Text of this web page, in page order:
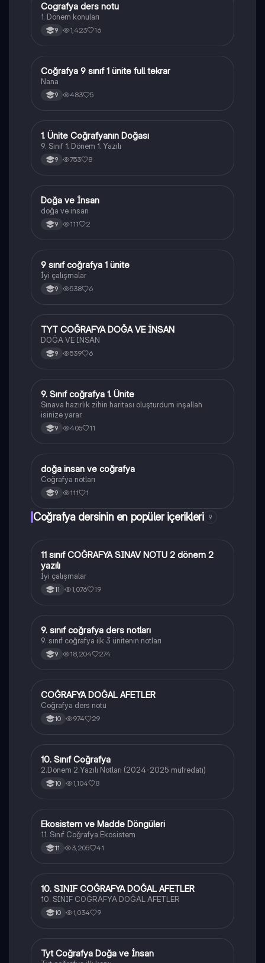
Coğrafya
Cografya ders notu
1. Dönem konuları
9 1,423 16
Coğrafya
Coğrafya 9 sınıf 1 ünite full tekrar
Nana
9 483 5
Coğrafya
1. Ünite Coğrafyanın Doğası
9. Sınıf 1. Dönem 1. Yazılı
9 753 8
Coğrafya
Doğa ve İnsan
doğa ve insan
9 111 2
Coğrafya
9 sınıf coğrafya 1 ünite
İyi çalışmalar
9 538 6
Coğrafya
TYT COĞRAFYA DOĞA VE İNSAN
DOĞA VE İNSAN
9 539 6
Coğrafya
9. Sınıf coğrafya 1. Ünite
Sınava hazırlık zihin haritası oluşturdum inşallah
isinize yarar.
9 405 11
Coğrafya
doğa insan ve coğrafya
Coğrafya notları
9 111 1
Coğrafya dersinin en popüler içerikleri 9
Coğrafya
11 sınıf COĞRAFYA SINAV NOTU 2 dönem 2
yazılı
İyi çalışmalar
11 1,076 19
Coğrafya
9. sınıf coğrafya ders notları
9. sınıf coğrafya ilk 3 ünitenin notları
9 18,204 274
Coğrafya
COĞRAFYA DOĞAL AFETLER
Coğrafya ders notu
10 974 29
Coğrafya
10. Sınıf Coğrafya
2.Dönem 2.Yazılı Notları (2024-2025 müfredatı)
10 1,104 8
Coğrafya
Ekosistem ve Madde Döngüleri
11. Sınıf Coğrafya Ekosistem
11 3,205 41
Coğrafya
10. SINIF COĞRAFYA DOĞAL AFETLER
10. SINIF COĞRAFYA DOĞAL AFETLER
10 1,034 9
Coğrafya
Tyt Coğrafya Doğa ve İnsan